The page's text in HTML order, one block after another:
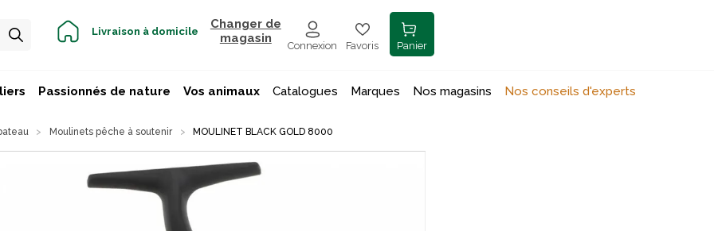
Livraison à domicile
Changer de
magasin
Connexion Favoris Panier
Passionnés de nature Vos animaux Catalogues Marques Nos magasins Nos conseils d'experts
Moulinets pêche à soutenir MOULINET BLACK GOLD 8000